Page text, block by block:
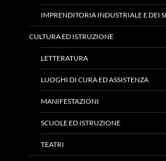
IMPRENDITORIA INDUSTRIALE E DEI
CULTURA ED ISTRUZIONE
LETTERATURA
LUOGHI DI CURA ED ASSISTENZA
MANIFESTAZIONI
SCUOLE ED ISTRUZIONE
TEATRI